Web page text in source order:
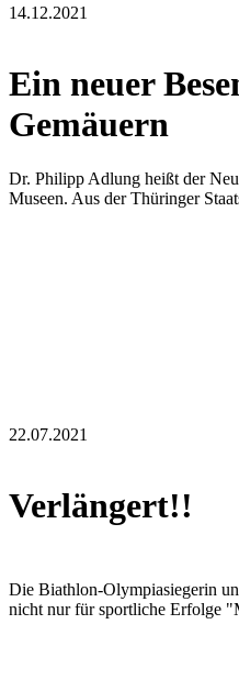
14.12.2021
Ein neuer
Gemäuern
Dr. Philipp Adlung heißt der
Museen. Aus der Thüringer
22.07.2021
Verlängert!!
Die Biathlon-Olympiasiegerin
nicht nur für sportliche Erfolge